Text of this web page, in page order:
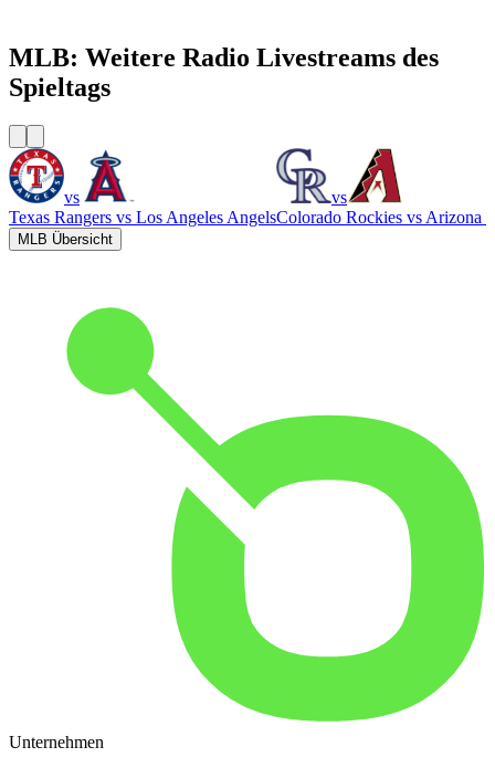
MLB: Weitere Radio Livestreams des
Spieltags
vs
Texas Rangers vs Los Angeles Angels
vs
Colorado Rockies vs Arizona
MLB Übersicht
Unternehmen